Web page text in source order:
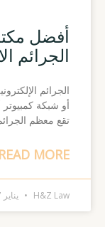
أفضل
الجرائم
الجرائم
أو شبكة
تقع معظم
READ MORE »
H&Z Law يناير 17, 2024